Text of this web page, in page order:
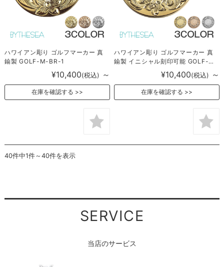
ハワイアン彫り ゴルフマーカー 真
鍮製 GOLF-M-BR-1
¥10,400(税込) ～
在庫を確認する
ハワイアン彫り ゴルフマーカー 真
鍮製 イニシャル刻印可能 GOLF-M-
¥10,400(税込) ～
在庫を確認する
40件中1件～40件を表示
SERVICE
当店のサービス